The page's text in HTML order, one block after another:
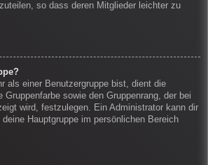
so dass deren Mitglieder leichter zu
als einer Benutzergruppe bist, dient die
Gruppenfarbe sowie den Gruppenrang, der bei
wird, festzulegen. Ein Administrator kann dir
Hauptgruppe im persönlichen Bereich